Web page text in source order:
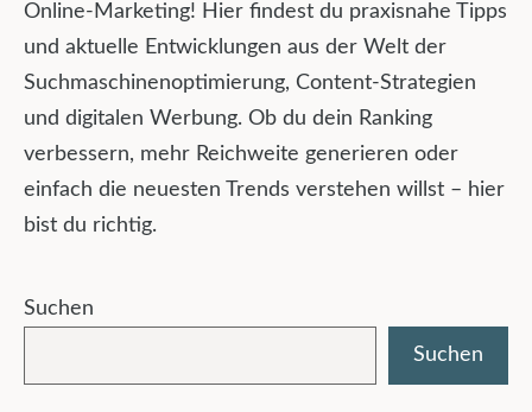
Online-Marketing! Hier findest du praxisnahe Tipps
und aktuelle Entwicklungen aus der Welt der
Suchmaschinenoptimierung, Content-Strategien
und digitalen Werbung. Ob du dein Ranking
verbessern, mehr Reichweite generieren oder
einfach die neuesten Trends verstehen willst – hier
bist du richtig.
Suchen
Suchen